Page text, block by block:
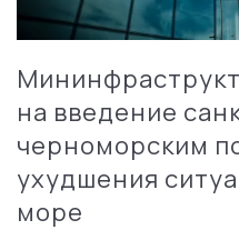
на введение
черноморским
ухудшения
море